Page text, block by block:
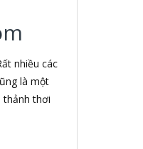
nhiều các
là một
thảnh thơi